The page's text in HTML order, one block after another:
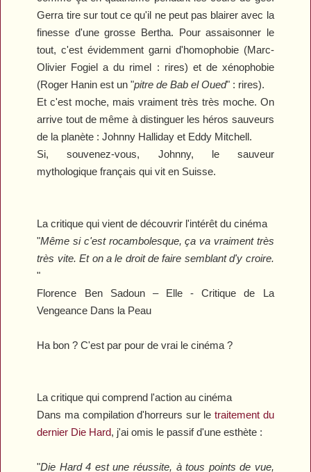
Gerra tire sur tout ce qu'il ne peut pas blairer avec la
finesse d'une grosse Bertha. Pour assaisonner le
tout, c'est évidemment garni d'homophobie (Marc-
Olivier Fogiel a du rimel : rires) et de xénophobie
(Roger Hanin est un "pitre de Bab el Oued" : rires).
Et c'est moche, mais vraiment très très moche. On
arrive tout de même à distinguer les héros sauveurs
de la planète : Johnny Halliday et Eddy Mitchell.
Si, souvenez-vous, Johnny, le sauveur
mythologique français qui vit en Suisse.
La critique qui vient de découvrir l'intérêt du cinéma
"Même si c'est rocambolesque, ça va vraiment très
très vite. Et on a le droit de faire semblant d'y croire.
"
Florence Ben Sadoun – Elle - Critique de La
Vengeance Dans la Peau
Ha bon ? C'est par pour de vrai le cinéma ?
La critique qui comprend l'action au cinéma
Dans ma compilation d'horreurs sur letraitement du
dernier Die Hard, j'ai omis le passif d'une esthète :
"Die Hard 4 est une réussite, à tous points de vue,